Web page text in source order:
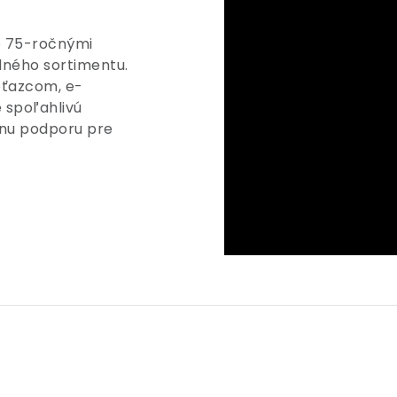
75-ročnými
sortimentu.
e-
spoľahlivú
podporu pre